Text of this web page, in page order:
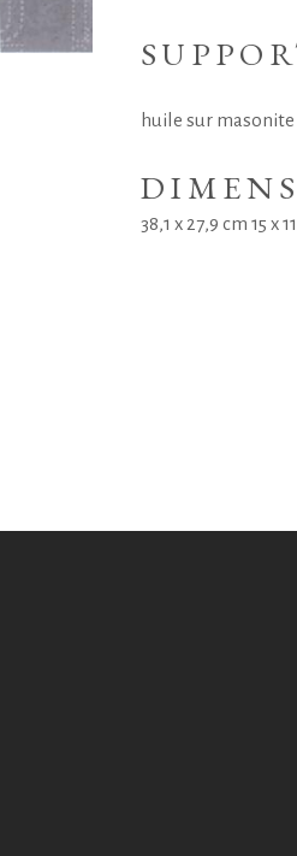
huile sur masonite
38,1 x 27,9 cm 15 x